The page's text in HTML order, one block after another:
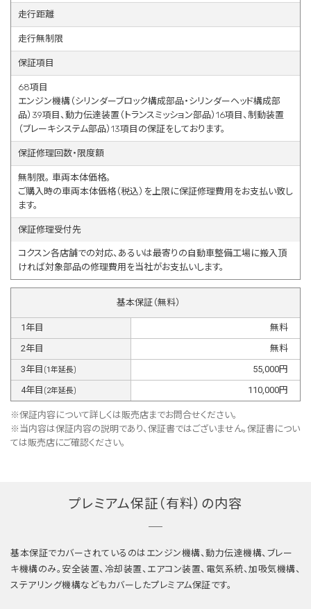
走行距離
走行無制限
保証項目
68項目
エンジン機構（シリンダーブロック構成部品・シリンダーヘッド構成部
品）39項目、動力伝達装置（トランスミッション部品）16項目、制動装置
（ブレーキシステム部品）13項目の保証をしております。
保証修理回数・限度額
無制限。 車両本体価格。
ご購入時の車両本体価格（税込）を上限に保証修理費用をお支払い致し
ます。
保証修理受付先
コクスン各店舗での対応、あるいは最寄りの自動車整備工場に搬入頂
ければ対象部品の修理費用を当社がお支払いします。
基本保証（無料）
1年目
無料
2年目
無料
3年目 (1年延長) 55,000円
4年目 (2年延長) 110,000円
※保証内容について詳しくは販売店までお問合せください。
※当内容は保証内容の説明であり、保証書ではございません。保証書につい
ては販売店にご確認ください。
プレミアム保証（有料）の内容
基本保証でカバーされているのはエンジン機構、動力伝達機構、ブレー
キ機構のみ。安全装置、冷却装置、エアコン装置、電気系統、加吸気機構、
ステアリング機構などもカバーしたプレミアム保証です。